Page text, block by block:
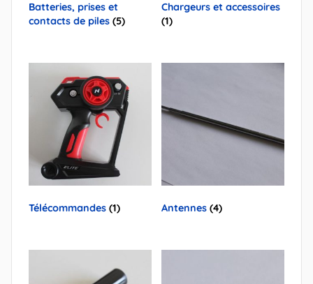
Batteries, prises et
contacts de piles (5)
Chargeurs et accessoires
(1)
Télécommandes (1) Antennes(4)